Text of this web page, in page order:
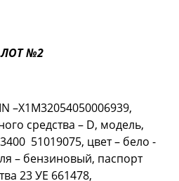
ЛОТ №2
–Х1М32054050006939,
средства – D, модель,
51019075, цвет – бело -
– бензиновый, паспорт
23 УЕ 661478,